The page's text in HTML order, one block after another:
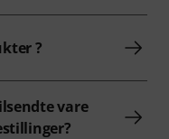
?
vare